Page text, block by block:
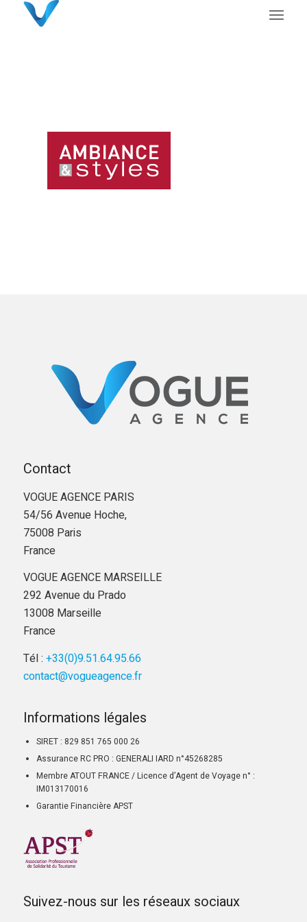
Contact
VOGUE AGENCE PARIS
54/56 Avenue Hoche,
75008 Paris
France
VOGUE AGENCE MARSEILLE
292 Avenue du Prado
13008 Marseille
France
Tél : +33(0)9.51.64.95.66
contact@vogueagence.fr
Informations légales
SIRET : 829 851 765 000 26
Assurance RC PRO : GENERALI IARD n°45268285
Membre ATOUT FRANCE / Licence d’Agent de Voyage n° :
IM013170016
Garantie Financière APST
Suivez-nous sur les réseaux sociaux